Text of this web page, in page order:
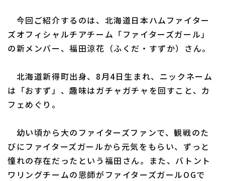
運営会社（別ウィンドウで開く）
特定商取引法の表示 アルバイト募集（別ウィンドウで開く
今回ご紹介するのは、北海道日本ハムファイター
ズオフィシャルチアチーム「ファイターズガール」
の新メンバー、福田涼花（ふくだ・すずか）さん。
北海道新得町出身、8月4日生まれ、ニックネーム
は「おすず」、趣味はガチャガチャを回すこと、カ
フェめぐり。
幼い頃から大のファイターズファンで、観戦のた
びにファイターズガールから元気をもらい、ずっと
憧れの存在だったという福田さん。また、バトント
ワリングチームの恩師がファイターズガールOGで